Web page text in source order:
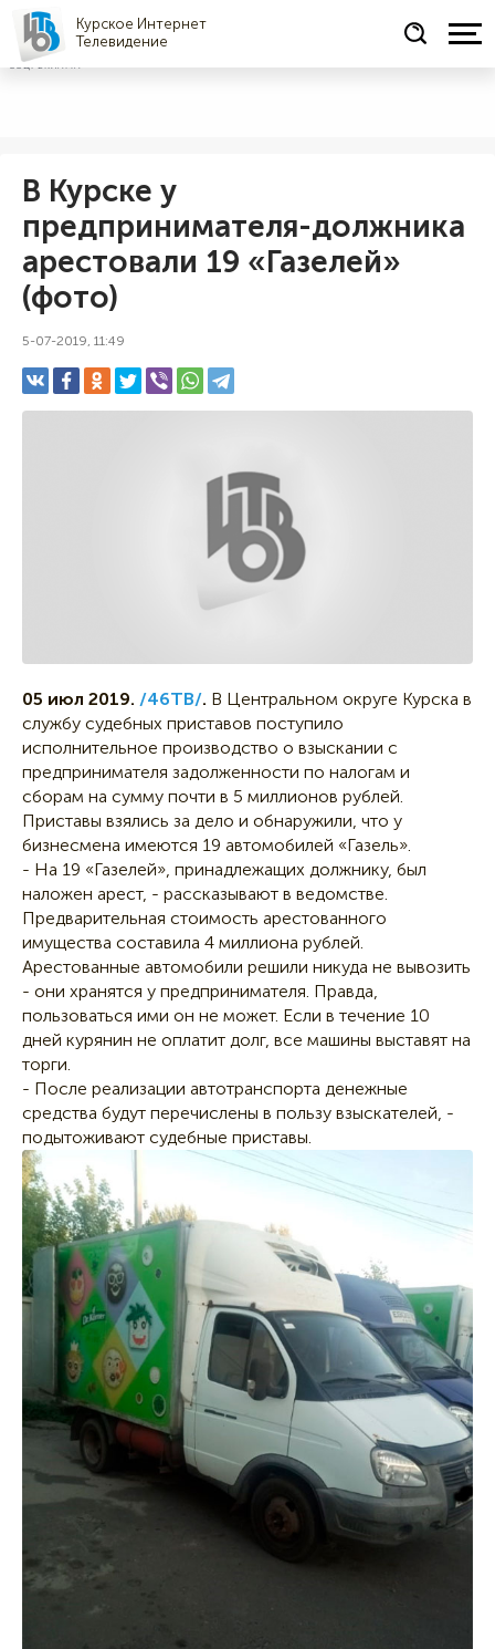
Курское Интернет
Телевидение
СОЦРЕКЛАМА
В Курске у
предпринимателя-должника
арестовали 19 «Газелей»
(фото)
5-07-2019, 11:49
05 июл 2019. /46ТВ/. В Центральном округе Курска в
службу судебных приставов поступило
исполнительное производство о взыскании с
предпринимателя задолженности по налогам и
сборам на сумму почти в 5 миллионов рублей.
Приставы взялись за дело и обнаружили, что у
бизнесмена имеются 19 автомобилей «Газель».
- На 19 «Газелей», принадлежащих должнику, был
наложен арест, - рассказывают в ведомстве.
Предварительная стоимость арестованного
имущества составила 4 миллиона рублей.
Арестованные автомобили решили никуда не вывозить
- они хранятся у предпринимателя. Правда,
пользоваться ими он не может. Если в течение 10
дней курянин не оплатит долг, все машины выставят на
торги.
- После реализации автотранспорта денежные
средства будут перечислены в пользу взыскателей, -
подытоживают судебные приставы.